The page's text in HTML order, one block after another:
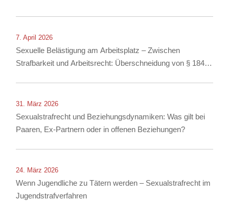
7. April 2026
Sexuelle Belästigung am Arbeitsplatz – Zwischen
Strafbarkeit und Arbeitsrecht: Überschneidung von § 184i
31. März 2026
Sexualstrafrecht und Beziehungsdynamiken: Was gilt bei
Paaren, Ex-Partnern oder in offenen Beziehungen?
24. März 2026
Wenn Jugendliche zu Tätern werden – Sexualstrafrecht im
Jugendstrafverfahren